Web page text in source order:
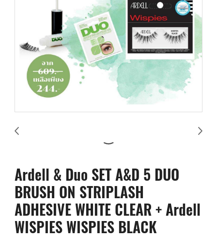
Ardell & Duo SET A&D 5 DUO
BRUSH ON STRIPLASH
ADHESIVE WHITE CLEAR + Ardell
WISPIES WISPIES BLACK